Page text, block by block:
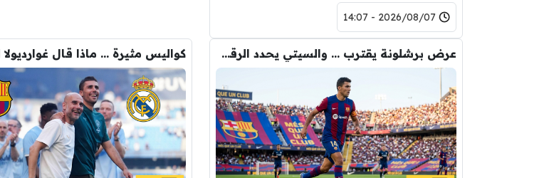
2026/08/07 - 14:07
عرض برشلونة يقترب … والسيتي يحدد الرقم النهائي لبيع رودري